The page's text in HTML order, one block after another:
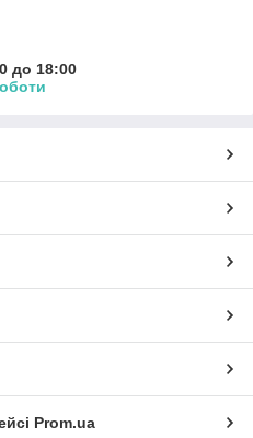
до 18:00
Prom.ua